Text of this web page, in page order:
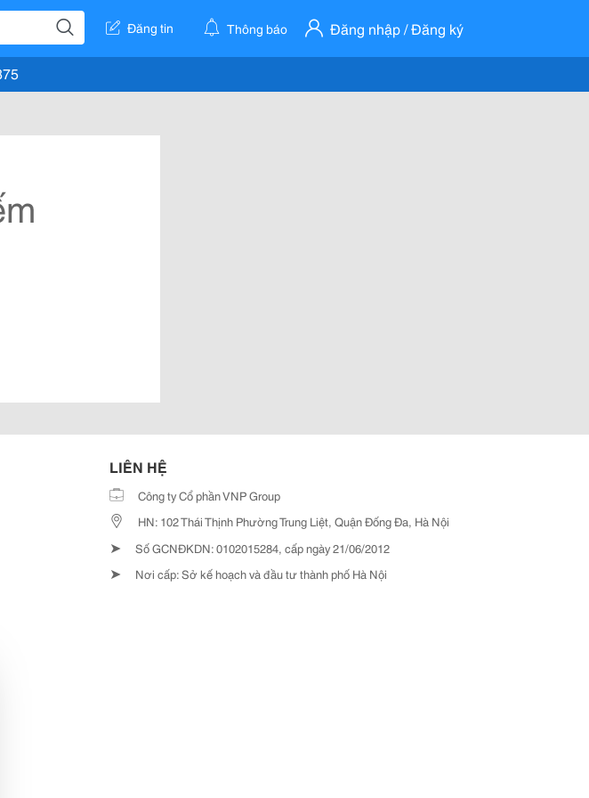
Đăng tin Thông báo Đăng nhập / Đăng ký
LIÊN HỆ
Công ty Cổ phần VNP Group
HN: 102 Thái Thịnh Phường Trung Liệt, Quận Đống Đa, Hà Nội
➤ Số GCNĐKDN: 0102015284, cấp ngày 21/06/2012
➤ Nơi cấp: Sở kế hoạch và đầu tư thành phố Hà Nội